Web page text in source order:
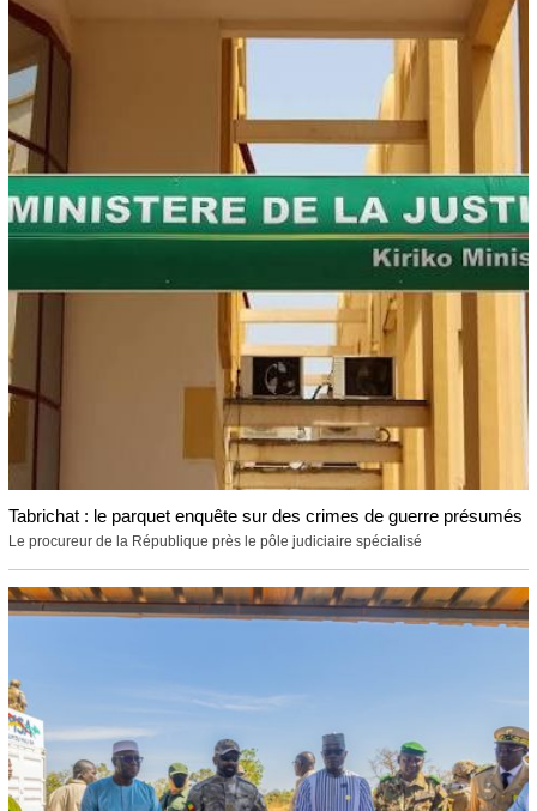
Tabrichat : le parquet enquête sur des crimes de guerre présumés
Le procureur de la République près le pôle judiciaire spécialisé